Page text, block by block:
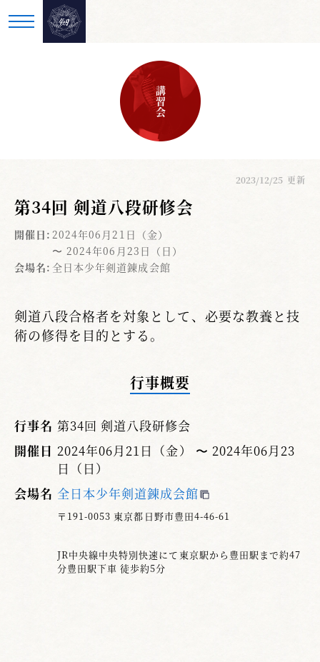
講習会
2023/12/25 更新
第34回 剣道八段研修会
開催日: 2024年06月21日（金）
〜 2024年06月23日（日）
会場名: 全日本少年剣道錬成会館
剣道八段合格者を対象として、必要な教養と技
術の修得を目的とする。
行事概要
行事名 第34回 剣道八段研修会
開催日 2024年06月21日（金） 〜 2024年06月23
日（日）
会場名 全日本少年剣道錬成会館
〒191-0053 東京都日野市豊田4-46-61
JR中央線中央特別快速にて東京駅から豊田駅まで約47
分豊田駅下車 徒歩約5分